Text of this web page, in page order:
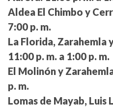
Aldea El Chimbo y
7:00 p. m.
La Florida, Zarahemla
11:00 p. m. a 1:00 p. m.
El Molinón y
p. m.
Lomas de Mayab, Luis